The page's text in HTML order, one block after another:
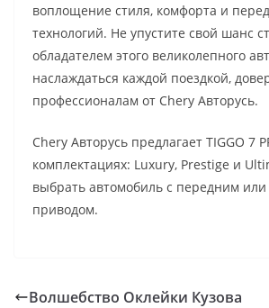
воплощение стиля, комфорта и
технологий. Не упустите свой шанс
обладателем этого великолепного
наслаждаться каждой поездкой,
профессионалам от Chery Авторусь.
Chery Авторусь предлагает TIGGO 7
комплектациях: Luxury, Prestige и
выбрать автомобиль с передним
приводом.
Волшебство Оклейки Кузова